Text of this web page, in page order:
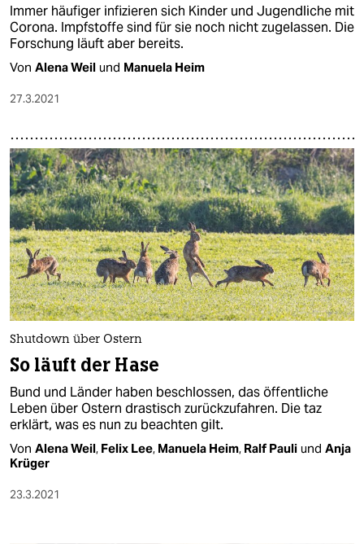
Immer häufiger infizieren sich Kinder und Jugendliche mit
Corona. Impfstoffe sind für sie noch nicht zugelassen. Die
Forschung läuft aber bereits.
Von Alena Weil und Manuela Heim
27.3.2021
Shutdown über Ostern
So läuft der Hase
Bund und Länder haben beschlossen, das öffentliche
Leben über Ostern drastisch zurückzufahren. Die taz
erklärt, was es nun zu beachten gilt.
Von Alena Weil, Felix Lee, Manuela Heim, Ralf Pauli und Anja
Krüger
23.3.2021